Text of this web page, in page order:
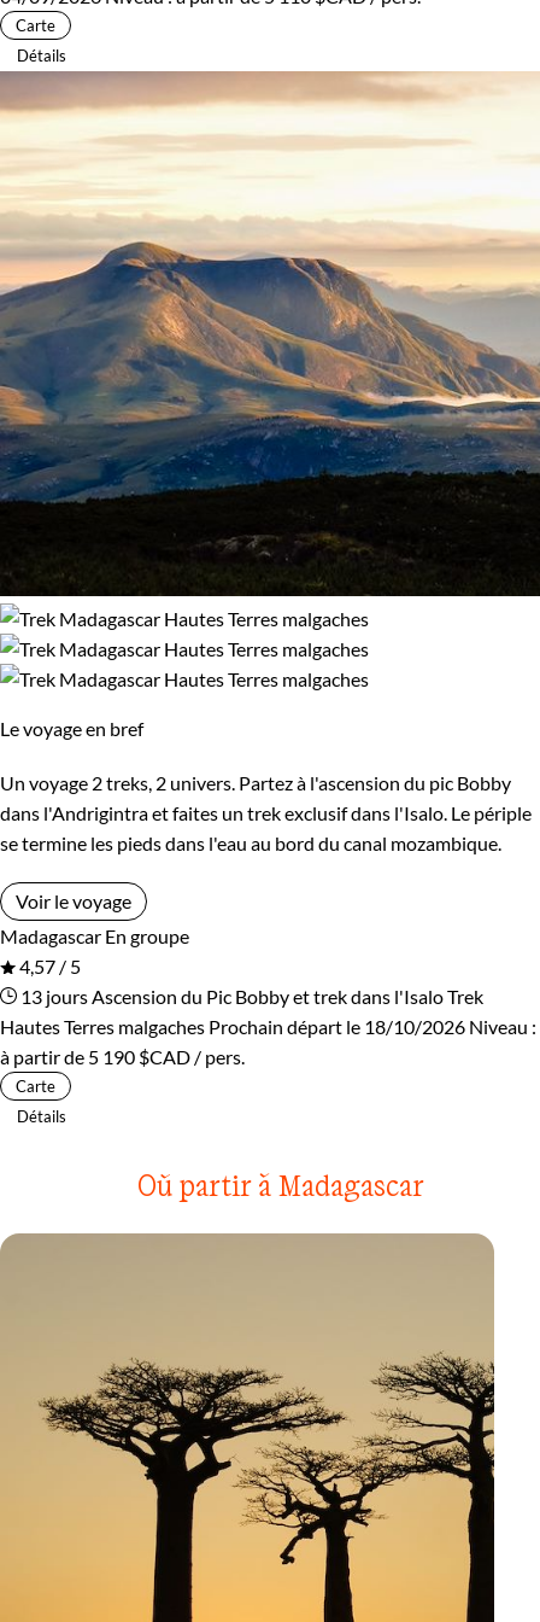
Carte
Détails
Le voyage en bref
Un voyage 2 treks, 2 univers. Partez à l'ascension du pic Bobby
dans l'Andrigintra et faites un trek exclusif dans l'Isalo. Le périple
se termine les pieds dans l'eau au bord du canal mozambique.
Voir le voyage
Madagascar En groupe
4,57 / 5
13 jours Ascension du Pic Bobby et trek dans l'IsaloTrek
Hautes Terres malgaches Prochain départ le 18/10/2026 Niveau :
à partir de 5 190 $CAD / pers.
Carte
Détails
Où partir à Madagascar